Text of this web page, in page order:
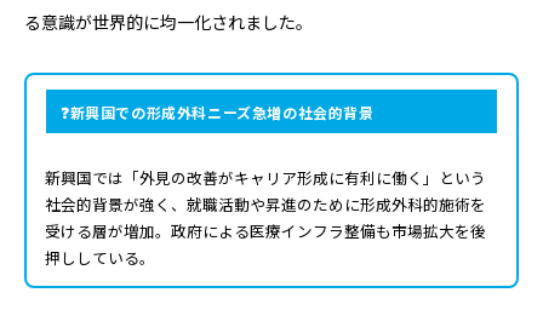
る意識が世界的に均一化されました。
新興国での形成外科ニーズ急増の社会的背景
新興国では「外見の改善がキャリア形成に有利に働く」という
社会的背景が強く、就職活動や昇進のために形成外科的施術を
受ける層が増加。政府による医療インフラ整備も市場拡大を後
押ししている。